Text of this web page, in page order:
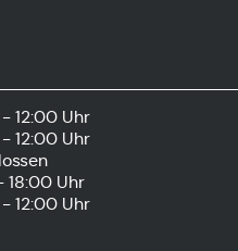
12:00 Uhr
12:00 Uhr
18:00 Uhr
12:00 Uhr